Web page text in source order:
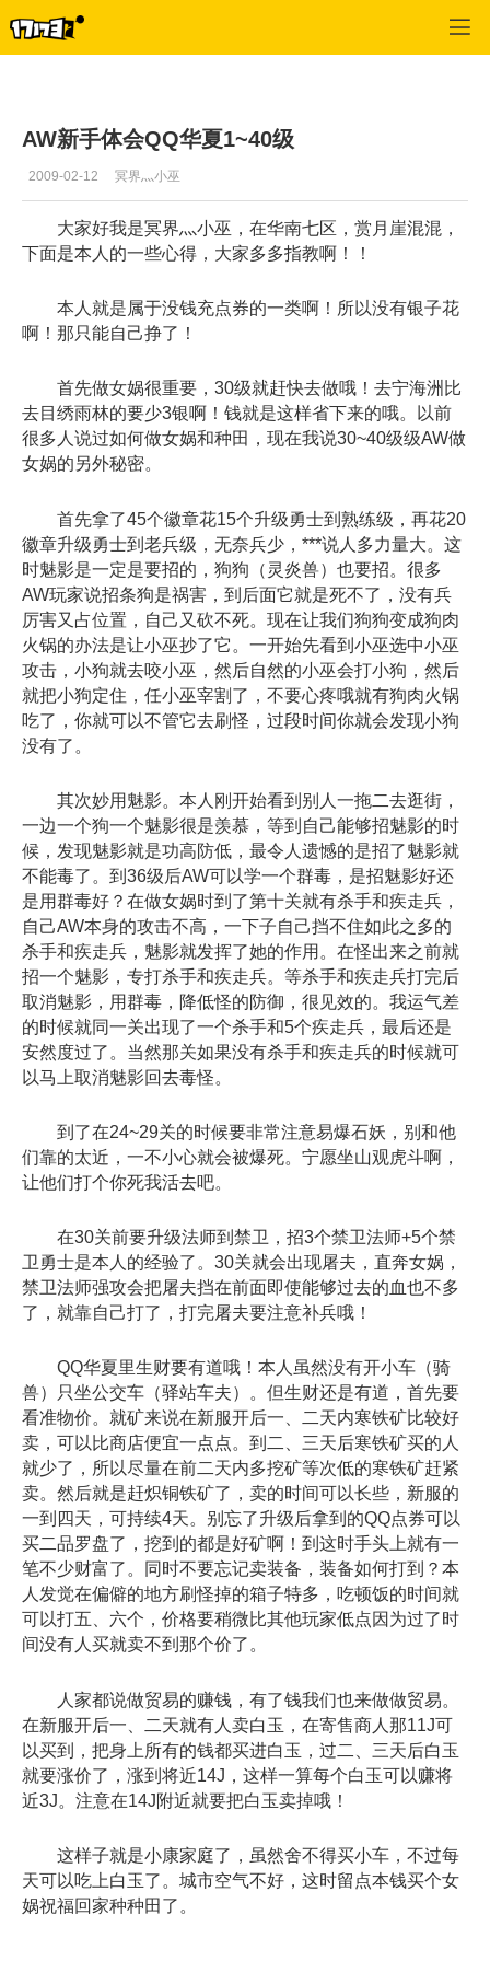
AW新手体会QQ华夏1~40级
2009-02-12 冥界灬小巫
大家好我是冥界灬小巫，在华南七区，赏月崖混混，
下面是本人的一些心得，大家多多指教啊！！
本人就是属于没钱充点券的一类啊！所以没有银子花
啊！那只能自己挣了！
首先做女娲很重要，30级就赶快去做哦！去宁海洲比
去目绣雨林的要少3银啊！钱就是这样省下来的哦。以前
很多人说过如何做女娲和种田，现在我说30~40级级AW做
女娲的另外秘密。
首先拿了45个徽章花15个升级勇士到熟练级，再花20
徽章升级勇士到老兵级，无奈兵少，***说人多力量大。这
时魅影是一定是要招的，狗狗（灵炎兽）也要招。很多
AW玩家说招条狗是祸害，到后面它就是死不了，没有兵
厉害又占位置，自己又砍不死。现在让我们狗狗变成狗肉
火锅的办法是让小巫抄了它。一开始先看到小巫选中小巫
攻击，小狗就去咬小巫，然后自然的小巫会打小狗，然后
就把小狗定住，任小巫宰割了，不要心疼哦就有狗肉火锅
吃了，你就可以不管它去刷怪，过段时间你就会发现小狗
没有了。
其次妙用魅影。本人刚开始看到别人一拖二去逛街，
一边一个狗一个魅影很是羡慕，等到自己能够招魅影的时
候，发现魅影就是功高防低，最令人遗憾的是招了魅影就
不能毒了。到36级后AW可以学一个群毒，是招魅影好还
是用群毒好？在做女娲时到了第十关就有杀手和疾走兵，
自己AW本身的攻击不高，一下子自己挡不住如此之多的
杀手和疾走兵，魅影就发挥了她的作用。在怪出来之前就
招一个魅影，专打杀手和疾走兵。等杀手和疾走兵打完后
取消魅影，用群毒，降低怪的防御，很见效的。我运气差
的时候就同一关出现了一个杀手和5个疾走兵，最后还是
安然度过了。当然那关如果没有杀手和疾走兵的时候就可
以马上取消魅影回去毒怪。
到了在24~29关的时候要非常注意易爆石妖，别和他
们靠的太近，一不小心就会被爆死。宁愿坐山观虎斗啊，
让他们打个你死我活去吧。
在30关前要升级法师到禁卫，招3个禁卫法师+5个禁
卫勇士是本人的经验了。30关就会出现屠夫，直奔女娲，
禁卫法师强攻会把屠夫挡在前面即使能够过去的血也不多
了，就靠自己打了，打完屠夫要注意补兵哦！
QQ华夏里生财要有道哦！本人虽然没有开小车（骑
兽）只坐公交车（驿站车夫）。但生财还是有道，首先要
看准物价。就矿来说在新服开后一、二天内寒铁矿比较好
卖，可以比商店便宜一点点。到二、三天后寒铁矿买的人
就少了，所以尽量在前二天内多挖矿等次低的寒铁矿赶紧
卖。然后就是赶炽铜铁矿了，卖的时间可以长些，新服的
一到四天，可持续4天。别忘了升级后拿到的QQ点券可以
买二品罗盘了，挖到的都是好矿啊！到这时手头上就有一
笔不少财富了。同时不要忘记卖装备，装备如何打到？本
人发觉在偏僻的地方刷怪掉的箱子特多，吃顿饭的时间就
可以打五、六个，价格要稍微比其他玩家低点因为过了时
间没有人买就卖不到那个价了。
人家都说做贸易的赚钱，有了钱我们也来做做贸易。
在新服开后一、二天就有人卖白玉，在寄售商人那11J可
以买到，把身上所有的钱都买进白玉，过二、三天后白玉
就要涨价了，涨到将近14J，这样一算每个白玉可以赚将
近3J。注意在14J附近就要把白玉卖掉哦！
这样子就是小康家庭了，虽然舍不得买小车，不过每
天可以吃上白玉了。城市空气不好，这时留点本钱买个女
娲祝福回家种种田了。